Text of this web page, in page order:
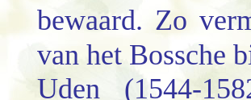
bewaard. Zo
van het Bossche
Uden (1544-